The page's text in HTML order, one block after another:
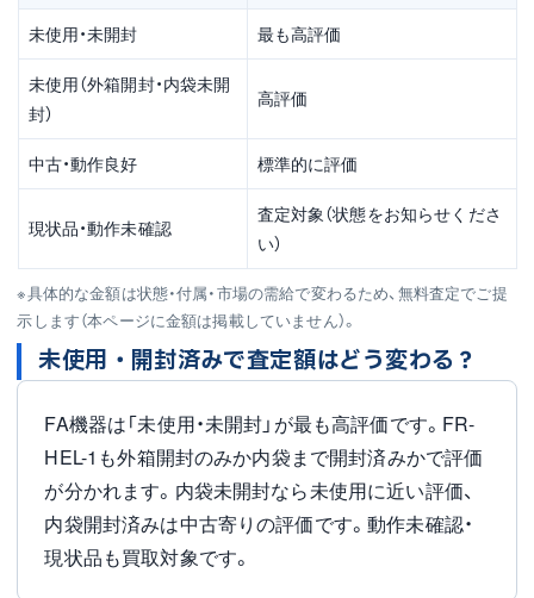
未使用・未開封 最も高評価
未使用（外箱開封・内袋未開
封）
高評価
中古・動作良好 標準的に評価
現状品・動作未確認
査定対象（状態をお知らせくださ
い）
※具体的な金額は状態・付属・市場の需給で変わるため、無料査定でご提
示します（本ページに金額は掲載していません）。
未使用・開封済みで査定額はどう変わる？
FA機器は「未使用・未開封」が最も高評価です。FR-
HEL-1も外箱開封のみか内袋まで開封済みかで評価
が分かれます。内袋未開封なら未使用に近い評価、
内袋開封済みは中古寄りの評価です。動作未確認・
現状品も買取対象です。